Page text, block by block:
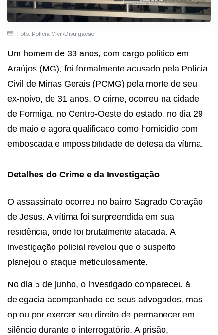
Foto: Polícia Civil/Divulgação
Um homem de 33 anos, com cargo político em
Araújos (MG), foi formalmente acusado pela Polícia
Civil de Minas Gerais (PCMG) pela morte de seu
ex-noivo, de 31 anos. O crime, ocorreu na cidade
de Formiga, no Centro-Oeste do estado, no dia 29
de maio e agora qualificado como homicídio com
emboscada e impossibilidade de defesa da vítima.
Detalhes do Crime e da Investigação
O assassinato ocorreu no bairro Sagrado Coração
de Jesus. A vítima foi surpreendida em sua
residência, onde foi brutalmente atacada. A
investigação policial revelou que o suspeito
planejou o ataque meticulosamente.
No dia 5 de junho, o investigado compareceu à
delegacia acompanhado de seus advogados, mas
optou por exercer seu direito de permanecer em
silêncio durante o interrogatório. A prisão,